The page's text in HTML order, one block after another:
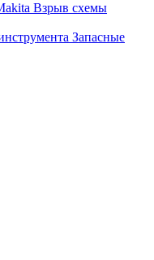
Взрыв схемы
Запасные